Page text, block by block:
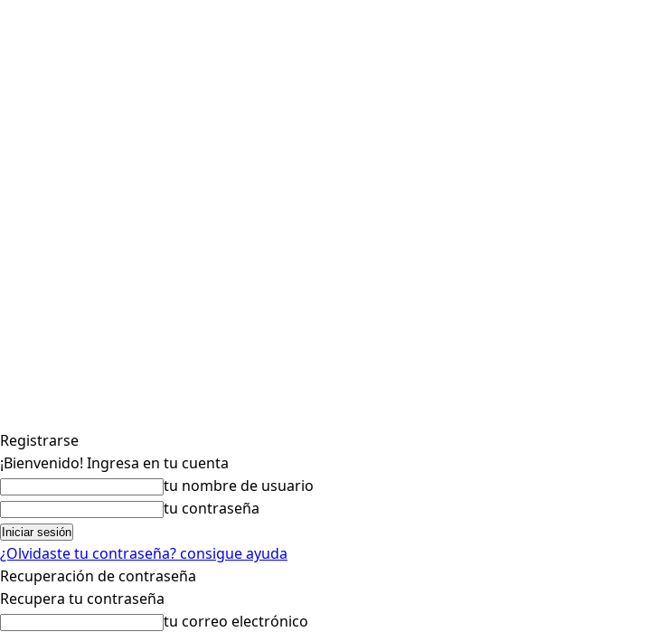
Registrarse
¡Bienvenido! Ingresa en tu cuenta
tu nombre de usuario
tu contraseña
¿Olvidaste tu contraseña? consigue ayuda
Recuperación de contraseña
Recupera tu contraseña
tu correo electrónico